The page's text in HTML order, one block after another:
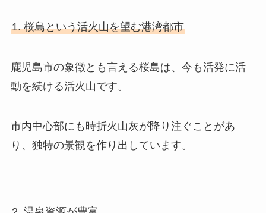
1. 桜島という活火山を望む港湾都市
鹿児島市の象徴とも言える桜島は、今も活発に活
動を続ける活火山です。
市内中心部にも時折火山灰が降り注ぐことがあ
り、独特の景観を作り出しています。